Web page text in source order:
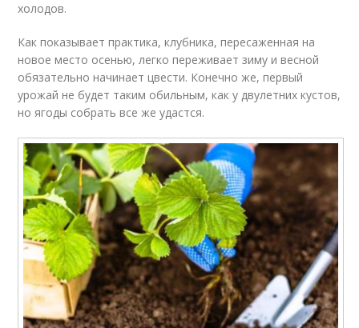
холодов.
Как показывает практика, клубника, пересаженная на
новое место осенью, легко переживает зиму и весной
обязательно начинает цвести. Конечно же, первый
урожай не будет таким обильным, как у двулетних кустов,
но ягоды собрать все же удастся.